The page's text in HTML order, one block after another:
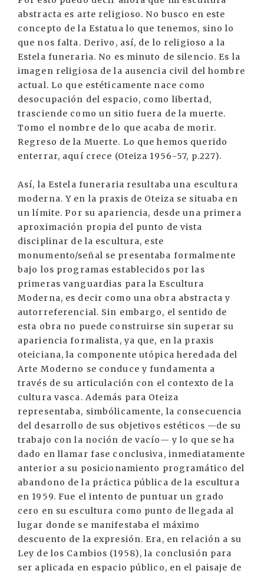
abstracta es arte religioso. No busco en este
concepto de la Estatua lo que tenemos, sino lo
que nos falta. Derivo, así, de lo religioso a la
Estela funeraria. No es minuto de silencio. Es la
imagen religiosa de la ausencia civil del hombre
actual. Lo que estéticamente nace como
desocupación del espacio, como libertad,
trasciende como un sitio fuera de la muerte.
Tomo el nombre de lo que acaba de morir.
Regreso de la Muerte. Lo que hemos querido
enterrar, aquí crece (Oteiza 1956-57, p.227).
Así, la Estela funeraria resultaba una escultura
moderna. Y en la praxis de Oteiza se situaba en
un límite. Por su apariencia, desde una primera
aproximación propia del punto de vista
disciplinar de la escultura, este
monumento/señal se presentaba formalmente
bajo los programas establecidos por las
primeras vanguardias para la Escultura
Moderna, es decir como una obra abstracta y
autorreferencial. Sin embargo, el sentido de
esta obra no puede construirse sin superar su
apariencia formalista, ya que, en la praxis
oteiciana, la componente utópica heredada del
Arte Moderno se conduce y fundamenta a
través de su articulación con el contexto de la
cultura vasca. Además para Oteiza
representaba, simbólicamente, la consecuencia
del desarrollo de sus objetivos estéticos —de su
trabajo con la noción de vacío— y lo que se ha
dado en llamar fase conclusiva, inmediatamente
anterior a su posicionamiento programático del
abandono de la práctica pública de la escultura
en 1959. Fue el intento de puntuar un grado
cero en su escultura como punto de llegada al
lugar donde se manifestaba el máximo
descuento de la expresión. Era, en relación a su
Ley de los Cambios (1958), la conclusión para
ser aplicada en espacio público, en el paisaje de